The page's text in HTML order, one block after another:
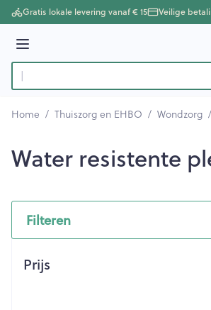
Ga naar de inhoud
Gratis lokale levering vanaf € 15 Veilige
Menu
Product, merk, categorie...
Home / Thuiszorg en EHBO / Wondzorg /
Water resistente
Filteren
Prijs